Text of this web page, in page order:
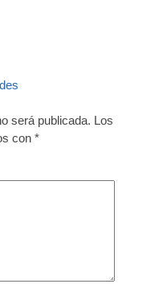
será publicada. Los
con *